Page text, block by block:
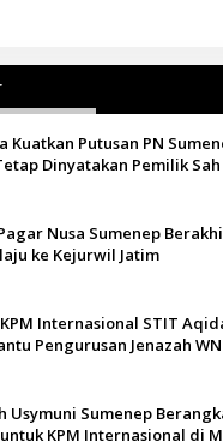
Kuatkan Putusan PN
Dinyatakan Pemilik
Nusa Sumenep
ke Kejurwil Jatim
Internasional STIT
Pengurusan Jenazah
Usymuni Sumenep
KPM Internasional di